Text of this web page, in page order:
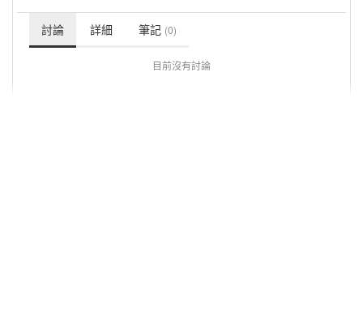
討論 詳細 筆記 (0)
目前沒有討論